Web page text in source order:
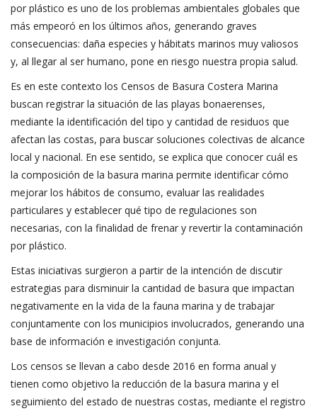
por plástico es uno de los problemas ambientales globales que
más empeoró en los últimos años, generando graves
consecuencias: daña especies y hábitats marinos muy valiosos
y, al llegar al ser humano, pone en riesgo nuestra propia salud.
Es en este contexto los Censos de Basura Costera Marina
buscan registrar la situación de las playas bonaerenses,
mediante la identificación del tipo y cantidad de residuos que
afectan las costas, para buscar soluciones colectivas de alcance
local y nacional. En ese sentido, se explica que conocer cuál es
la composición de la basura marina permite identificar cómo
mejorar los hábitos de consumo, evaluar las realidades
particulares y establecer qué tipo de regulaciones son
necesarias, con la finalidad de frenar y revertir la contaminación
por plástico.
Estas iniciativas surgieron a partir de la intención de discutir
estrategias para disminuir la cantidad de basura que impactan
negativamente en la vida de la fauna marina y de trabajar
conjuntamente con los municipios involucrados, generando una
base de información e investigación conjunta.
Los censos se llevan a cabo desde 2016 en forma anual y
tienen como objetivo la reducción de la basura marina y el
seguimiento del estado de nuestras costas, mediante el registro